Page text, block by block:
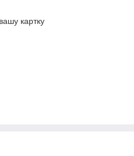
картку